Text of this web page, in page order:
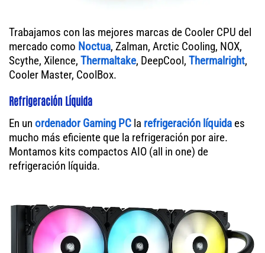
Trabajamos con las mejores marcas de Cooler CPU del
mercado como Noctua, Zalman, Arctic Cooling, NOX,
Scythe, Xilence, Thermaltake, DeepCool, Thermalright,
Cooler Master, CoolBox.
Refrigeración Líquida
En un ordenador Gaming PC la refrigeración líquida es
mucho más eficiente que la refrigeración por aire.
Montamos kits compactos AIO (all in one) de
refrigeración líquida.